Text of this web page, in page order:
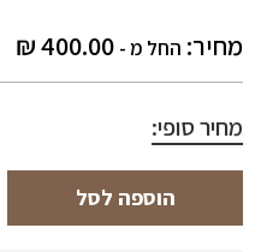
מחיר: החל מ - 400.00
₪
מחיר סופי:
הוספה לסל